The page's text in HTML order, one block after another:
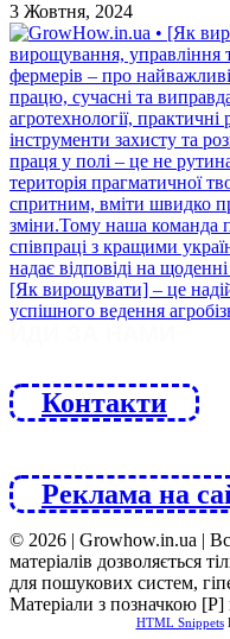
3 Жовтня, 2024
Контакти
Реклама на
© 2026 | Growhow.in.ua |
матеріалів дозволяється
для пошукових систем,
Матеріали з позначкою [Р]
HTML Snippets